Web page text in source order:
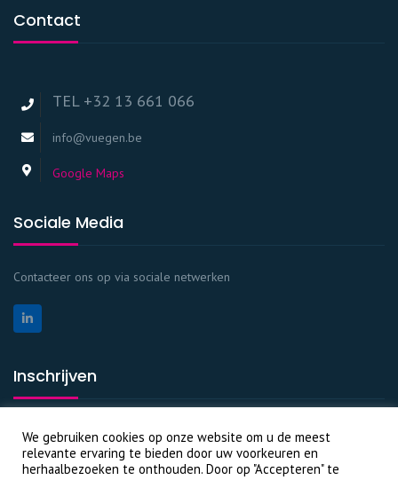
Contact
TEL +32 13 661 066
info@vuegen.be
Google Maps
Sociale Media
Contacteer ons op via sociale netwerken
Inschrijven
We gebruiken cookies op onze website om u de meest
relevante ervaring te bieden door uw voorkeuren en
herhaalbezoeken te onthouden. Door op "Accepteren" te